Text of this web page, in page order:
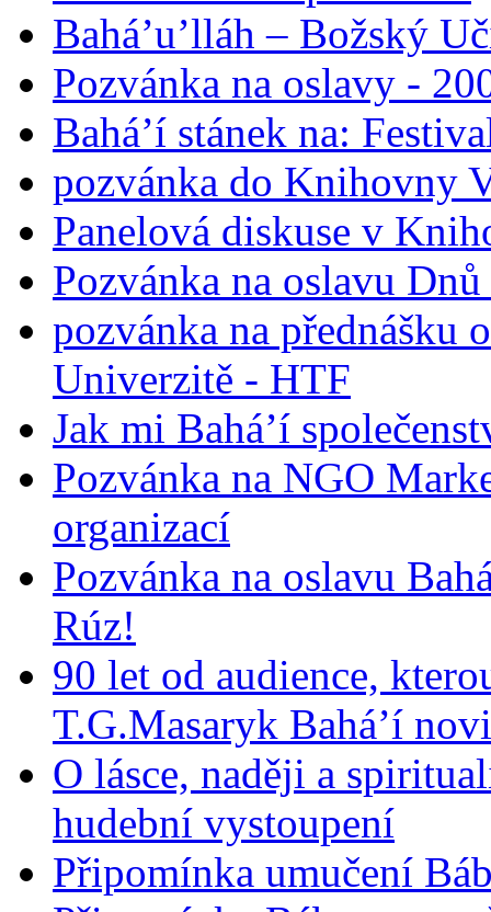
Bahá’u’lláh – Božský
Pozvánka na oslavy -
Bahá’í stánek na:
pozvánka do Knihovny
Panelová diskuse v
Pozvánka na oslavu
pozvánka na přednášku
Univerzitě - HTF
Jak mi Bahá’í
Pozvánka na NGO
organizací
Pozvánka na oslavu
Rúz!
90 let od audience,
T.G.Masaryk Bahá’í
O lásce, naději a
hudební vystoupení
Připomínka umučení